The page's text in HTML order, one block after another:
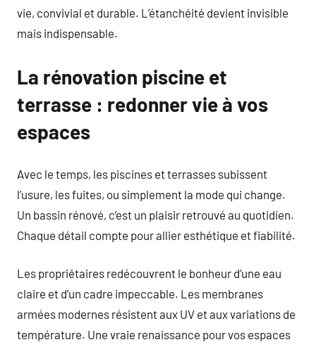
vie, convivial et durable. L’étanchéité devient invisible
mais indispensable.
La rénovation piscine et
terrasse : redonner vie à vos
espaces
Avec le temps, les piscines et terrasses subissent
l’usure, les fuites, ou simplement la mode qui change.
Un bassin rénové, c’est un plaisir retrouvé au quotidien.
Chaque détail compte pour allier esthétique et fiabilité.
Les propriétaires redécouvrent le bonheur d’une eau
claire et d’un cadre impeccable. Les membranes
armées modernes résistent aux UV et aux variations de
température. Une vraie renaissance pour vos espaces